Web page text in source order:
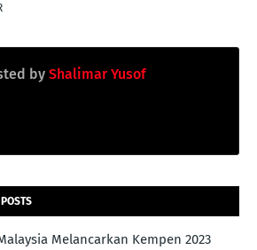
by Shalimar Yusof
Melancarkan Kempen 2023